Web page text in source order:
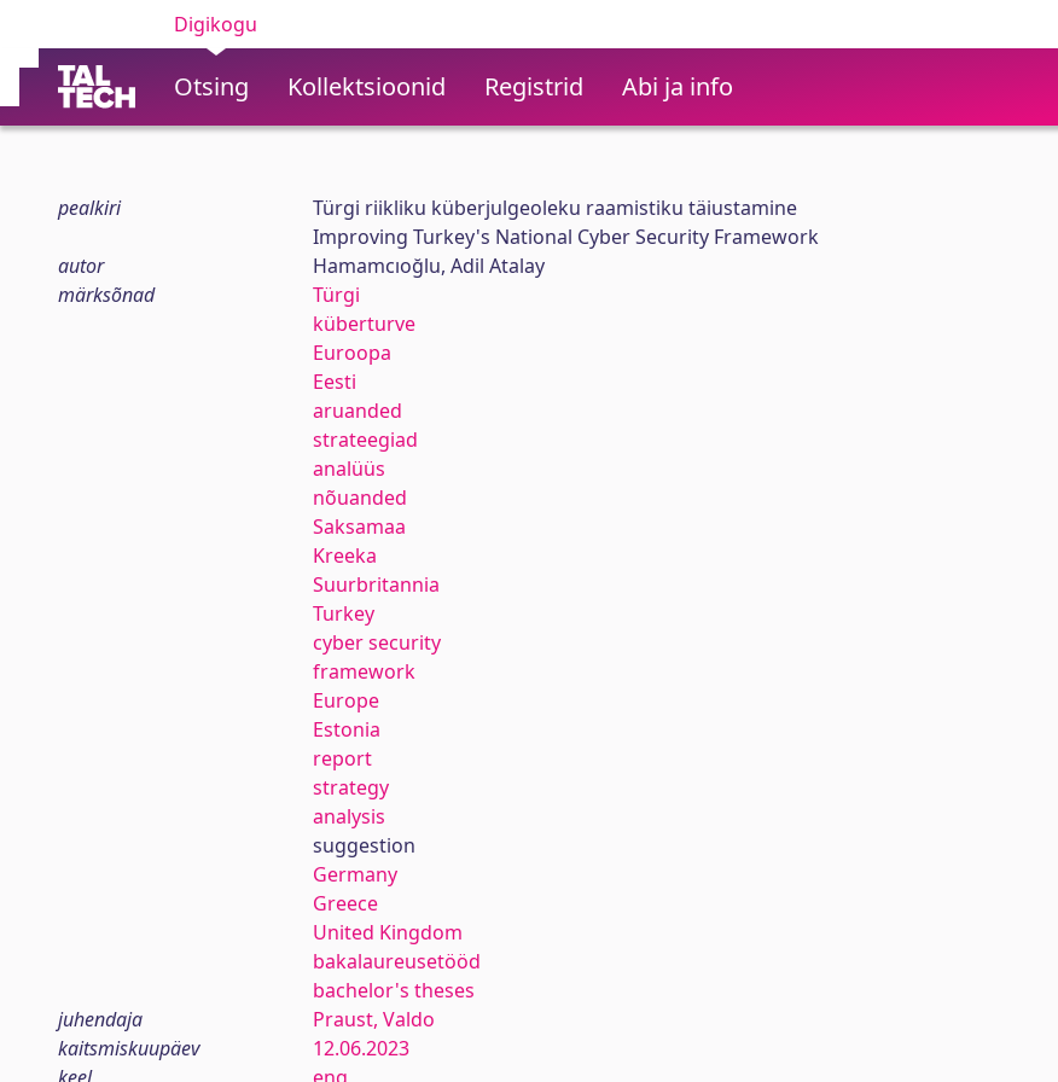
Digikogu
Otsing Kollektsioonid Registrid Abi ja info
pealkiri
Türgi riikliku küberjulgeoleku raamistiku täiustamine
Improving Turkey's National Cyber Security Framework
autor
Hamamcıoğlu, Adil Atalay
märksõnad
Türgi
küberturve
Euroopa
Eesti
aruanded
strateegiad
analüüs
nõuanded
Saksamaa
Kreeka
Suurbritannia
Turkey
cyber security
framework
Europe
Estonia
report
strategy
analysis
suggestion
Germany
Greece
United Kingdom
bakalaureusetööd
bachelor's theses
juhendaja
Praust, Valdo
kaitsmiskuupäev
12.06.2023